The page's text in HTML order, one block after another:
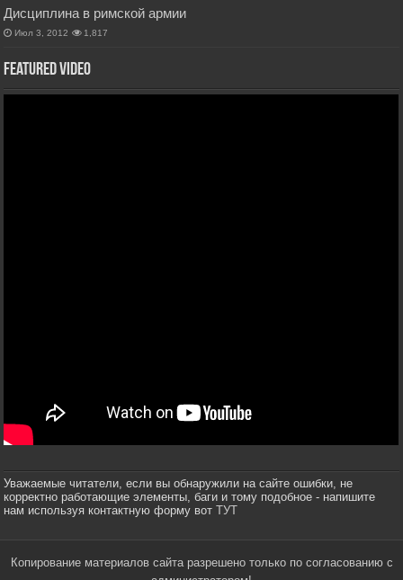
Дисциплина в римской армии
Июл 3, 2012 1,817
Featured Video
Уважаемые читатели, если вы обнаружили на сайте ошибки, не
корректно работающие элементы, баги и тому подобное - напишите
нам используя контактную форму вотТУТ
Копирование материалов сайта разрешено только по согласованию с